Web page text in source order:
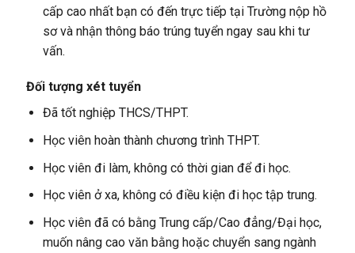
cấp cao nhất bạn có đến trực tiếp tại Trường nộp hồ
sơ và nhận thông báo trúng tuyển ngay sau khi tư
vấn.
Đối tượng xét tuyển
Đã tốt nghiệp THCS/THPT.
Học viên hoàn thành chương trình THPT.
Học viên đi làm, không có thời gian để đi học.
Học viên ở xa, không có điều kiện đi học tập trung.
Học viên đã có bằng Trung cấp/Cao đẳng/Đại học,
muốn nâng cao văn bằng hoặc chuyển sang ngành